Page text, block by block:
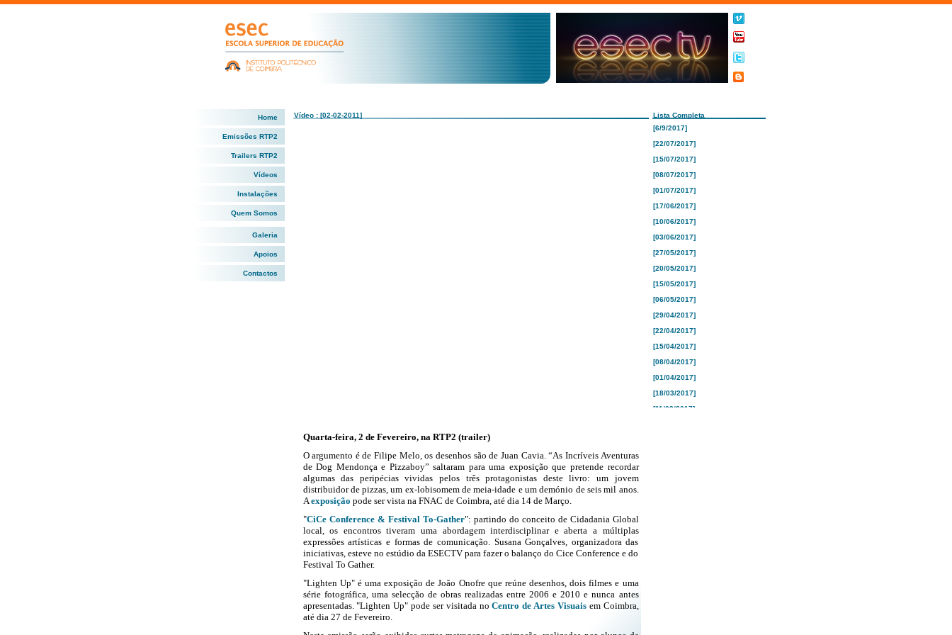
Home
Emissões RTP2
Trailers RTP2
Vídeos
Instalações
Quem Somos
Galeria
Apoios
Contactos
Vídeo : [02-02-2011] Lista Completa
Quarta-feira, 2 de Fevereiro, na RTP2 (trailer)
O argumento é de Filipe Melo, os desenhos são de Juan Cavia.“As Incríveis Aventuras
de Dog Mendonça e Pizzaboy” saltaram para uma exposição que pretende recordar
algumasdas peripéciasvividas pelos três protagonistas destelivro: um jovem
distribuidordepizzas, um ex-lobisomemde meia-idade eumdemónio deseis mil anos.
Aexposição pode ser vista na FNAC de Coimbra, até dia 14 de Março.
"CiCe Conference & Festival To-Gather": partindo do conceito de Cidadania Global
local, os encontros tiveram uma abordagem interdisciplinar e aberta a múltiplas
expressões artísticas e formas de comunicação. Susana Gonçalves, organizadora das
iniciativas, esteve no estúdio da ESECTV para fazer o balanço do Cice Conference e do
Festival To Gather.
"Lighten Up" é uma exposição de João Onofre que reúne desenhos, dois filmes e uma
série fotográfica, uma selecção de obras realizadas entre 2006 e 2010 e nunca antes
apresentadas."Lighten Up" pode ser visitada noCentro de Artes Visuaisem Coimbra,
até dia 27 de Fevereiro.
[6/9/2017]
[22/07/2017]
[15/07/2017]
[08/07/2017]
[01/07/2017]
[17/06/2017]
[10/06/2017]
[03/06/2017]
[27/05/2017]
[20/05/2017]
[15/05/2017]
[06/05/2017]
[29/04/2017]
[22/04/2017]
[15/04/2017]
[08/04/2017]
[01/04/2017]
[18/03/2017]
[11/03/2017]